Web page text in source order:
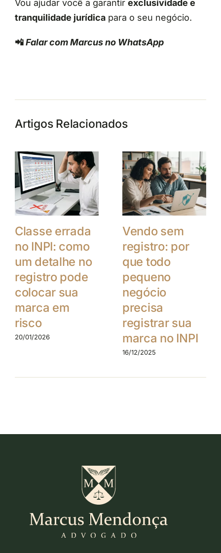
Vou ajudar você a garantir exclusividade e
tranquilidade jurídicapara o seu negócio.
📲Falar com Marcus no WhatsApp
Artigos Relacionados
Classe errada
no INPI: como
um detalhe no
registro pode
colocar sua
marca em
risco
20/01/2026
Vendo sem
registro: por
que todo
pequeno
negócio
precisa
registrar sua
marca no INPI
16/12/2025